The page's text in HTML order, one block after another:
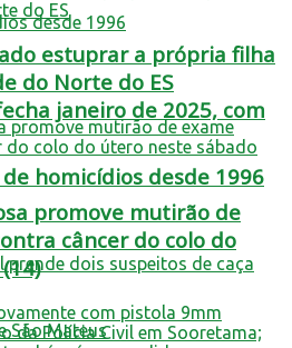
janeiro de 2025, com
homicídios desde 1996
estuprar a própria filha
do Norte do ES
promove mutirão de
câncer do colo do